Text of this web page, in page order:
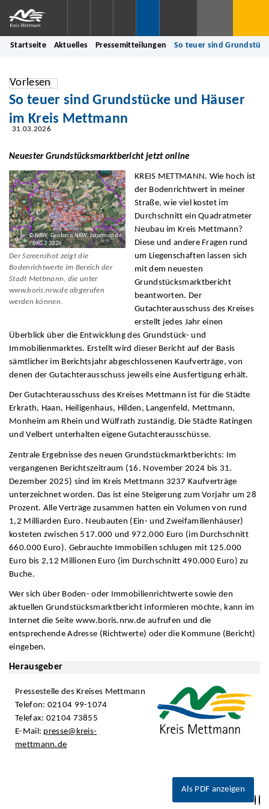
Startseite Aktuelles Pressemitteilungen So teuer sind
Vorlesen
So teuer sind Grundstücke und Häuser
im Kreis Mettmann
31.03.2026
Neuester Grundstücksmarktbericht jetzt online
© NRW, Geobasis NRW, basemap.de
/ BKG 3 2026
Der Screenshot zeigt die
Bodenrichtwerte im Bereich der
Stadt Mettmann, die unter
www.boris.nrw.de abgerufen
werden können.
KREIS METTMANN. Wie hoch ist
der Bodenrichtwert in meiner
Straße, wie viel kostet im
Durchschnitt ein Quadratmeter
Neubau im Kreis Mettmann?
Diese und andere Fragen rund
um Liegenschaften lassen sich
mit dem neuesten
Grundstücksmarktbericht
beantworten. Der
Gutachterausschuss des Kreises
erstellt jedes Jahr einen
Überblick über die Entwicklung des Grundstück- und
Immobilienmarktes. Erstellt wird dieser Bericht auf der Basis
sämtlicher im Berichtsjahr abgeschlossenen Kaufverträge, von
denen der Gutachterausschuss jeweils eine Ausfertigung erhält.
Der Gutachterausschuss des Kreises Mettmann ist für die Städte
Erkrath, Haan, Heiligenhaus, Hilden, Langenfeld, Mettmann,
Monheim am Rhein und Wülfrath zuständig. Die Städte Ratingen
und Velbert unterhalten eigene Gutachterausschüsse.
Zentrale Ergebnisse des neuen Grundstückmarktberichts: Im
vergangenen Berichtszeitraum (16. November 2024 bis 31.
Dezember 2025) sind im Kreis Mettmann 3237 Kaufverträge
unterzeichnet worden. Das ist eine Steigerung zum Vorjahr um 28
Prozent. Alle Verträge zusammen hatten ein Volumen von rund
1,2 Milliarden Euro. Neubauten (Ein- und Zweifamilienhäuser)
kosteten zwischen 517.000 und 972.000 Euro (im Durchschnitt
660.000 Euro). Gebrauchte Immobilien schlugen mit 125.000
Euro bis 2,12 Millionen Euro (im Durchschnitt 490.000 Euro) zu
Buche.
Wer sich über Boden- oder Immobilienrichtwerte sowie den
aktuellen Grundstücksmarktbericht informieren möchte, kann im
Internet die Seite www.boris.nrw.de aufrufen und die
entsprechende Adresse (Richtwerte) oder die Kommune (Bericht)
eingeben.
Herausgeber
Pressestelle des Kreises Mettmann
Telefon: 02104 99-1074
Telefax: 02104 73855
E-Mail: presse@kreis-
mettmann.de
Als PDF anzeigen